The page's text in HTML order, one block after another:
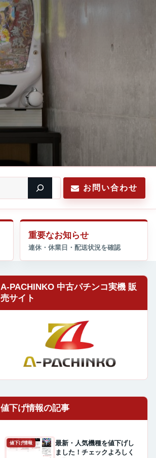
お問い合わせ
重要なお知らせ
A-PACHINKO 中古パチンコ実機 販
売サイト
値下げ情報
最新・人気機種を値下げし
ました！チェックよろしく